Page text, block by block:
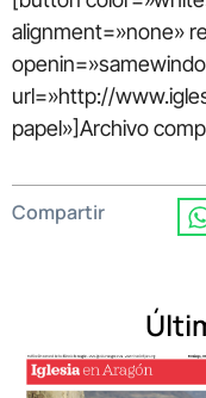
alignment=»none»
url=»http://
papel»]Archivo
Compartir